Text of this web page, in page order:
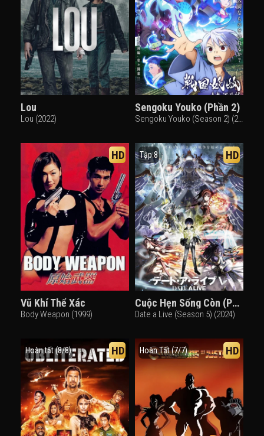
Lou
Lou (2022)
Sengoku Youko (Phần 2)
Sengoku Youko (Season 2) (2024)
HD
Vũ Khí Thể Xác
Body Weapon (1999)
Tập 8 HD
Cuộc Hẹn Sống Còn (Phần 5)
Date a Live (Season 5) (2024)
Hoàn tất (8/8) HD Hoàn Tất (7/7) HD